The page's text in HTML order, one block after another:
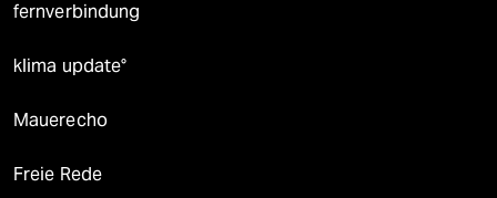
fernverbindung
klima update°
Mauerecho
Freie Rede